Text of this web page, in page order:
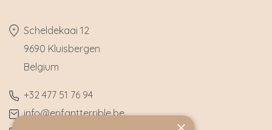
​Scheldekaai 12
9690 Kluisbergen
​Belgium
​+32 477 51 76 94
​info@enfantterrible.be